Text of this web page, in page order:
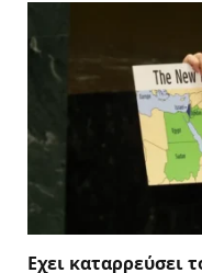
Εχει καταρρεύσει